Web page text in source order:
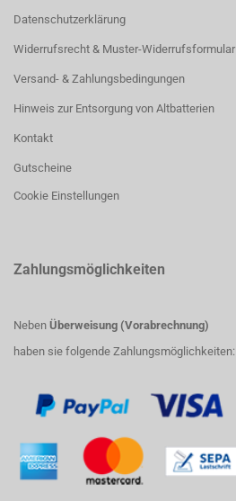
Datenschutzerklärung
Widerrufsrecht & Muster-Widerrufsformular
Versand- & Zahlungsbedingungen
Hinweis zur Entsorgung von Altbatterien
Kontakt
Gutscheine
Cookie Einstellungen
Zahlungsmöglichkeiten
Neben Überweisung (Vorabrechnung)
haben sie folgende Zahlungsmöglichkeiten: